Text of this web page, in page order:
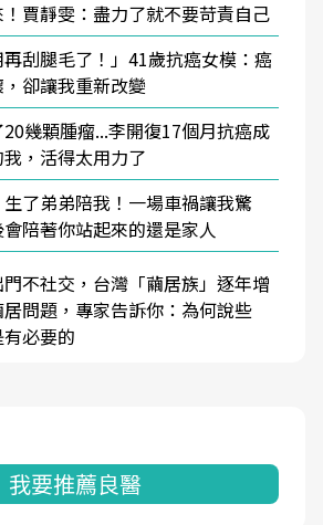
賈靜雯：盡力了就不要苛責自己
再刮腿毛了！」41歲抗癌女模：癌
卻讓我重新改變
幾顆腫瘤...李開復17個月抗癌成
，活得太用力了
了弟弟陪我！一場車禍讓我驚
陪著你站起來的還是家人
不社交，台灣「繭居族」逐年增
問題，專家告訴你：為何說些
有必要的
我要推薦良醫